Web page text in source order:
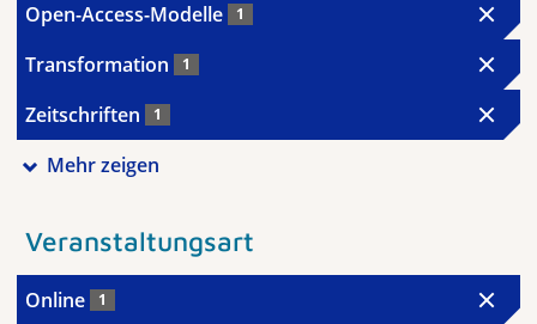
Open-Access-Modelle 1
Transformation 1
Zeitschriften 1
Mehr zeigen
Veranstaltungsart
Online 1